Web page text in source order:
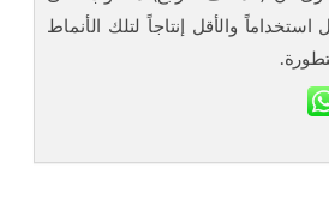
والأقل إنتاجاً لتلك الأنماط